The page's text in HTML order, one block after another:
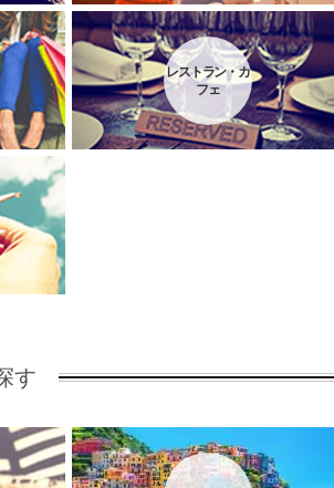
レストラン・カ
フェ
す